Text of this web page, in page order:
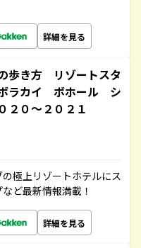
詳細を見る
歩き方 リゾートスタ
ラカイ ボホール シ
０～２０２１
極上リゾートホテルにス
ど最新情報満載！
詳細を見る